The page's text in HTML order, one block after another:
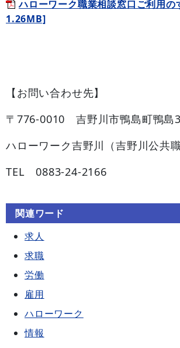
ハローワーク職業相談窓口ご利用の
1.26MB]
【お問い合わせ先】
〒776-0010 吉野川市鴨島町鴨島
ハローワーク吉野川（吉野川公共
TEL 0883-24-2166
関連ワード
求人
求職
労働
雇用
ハローワーク
情報